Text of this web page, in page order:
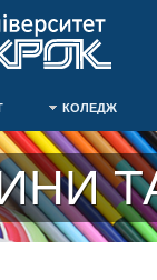
КОЛЕДЖ